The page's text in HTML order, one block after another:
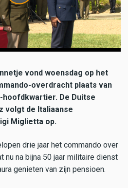
vond woensdag op het
overdracht plaats van
hoofdkwartier. De Duitse
volgt de Italiaanse
Miglietta op.
drie jaar het commando over
nu na bijna 50 jaar militaire dienst
genieten van zijn pensioen.